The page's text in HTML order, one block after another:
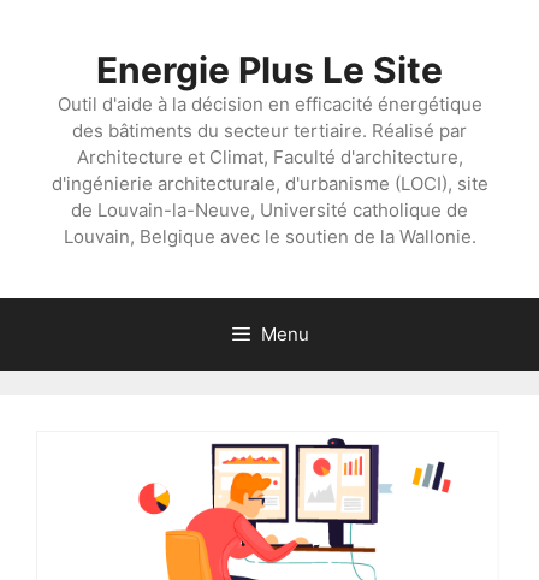
Energie Plus Le Site
Outil d'aide à la décision en efficacité énergétique
des bâtiments du secteur tertiaire. Réalisé par
Architecture et Climat, Faculté d'architecture,
d'ingénierie architecturale, d'urbanisme (LOCI), site
de Louvain-la-Neuve, Université catholique de
Louvain, Belgique avec le soutien de la Wallonie.
Menu